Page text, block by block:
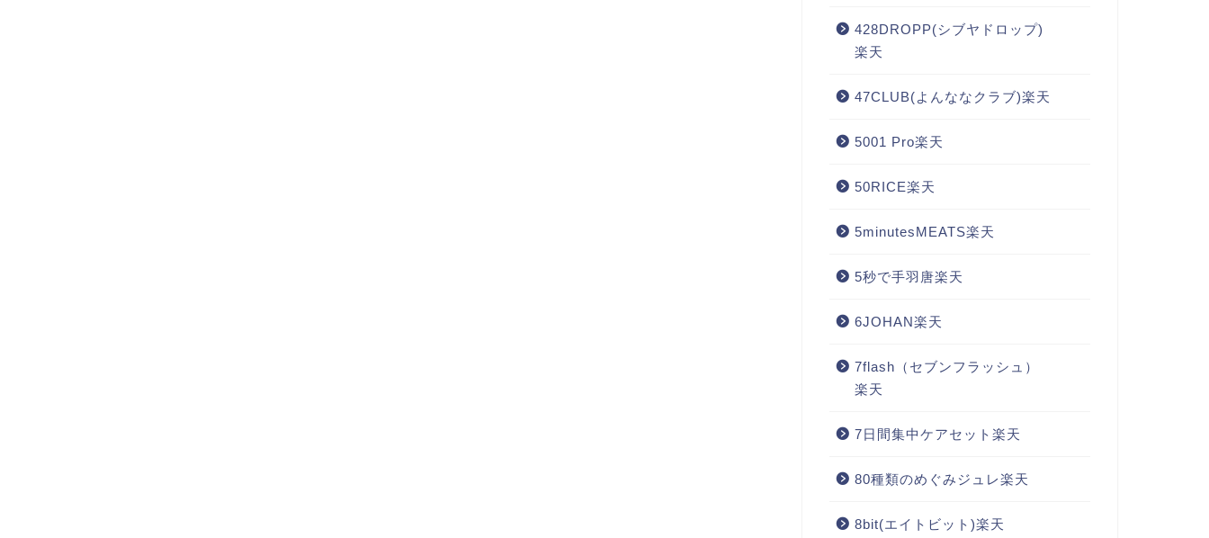
428DROPP(シブヤドロップ)
楽天
47CLUB(よんななクラブ)楽天
5001 Pro楽天
50RICE楽天
5minutesMEATS楽天
5秒で手羽唐楽天
6JOHAN楽天
7flash（セブンフラッシュ）
楽天
7日間集中ケアセット楽天
80種類のめぐみジュレ楽天
8bit(エイトビット)楽天